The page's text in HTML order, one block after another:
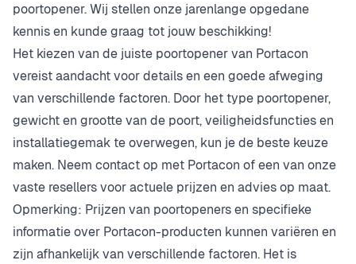
poortopener. Wij stellen onze jarenlange opgedane
kennis en kunde graag tot jouw beschikking!
Het kiezen van de juiste poortopener van Portacon
vereist aandacht voor details en een goede afweging
van verschillende factoren. Door het type poortopener,
gewicht en grootte van de poort, veiligheidsfuncties en
installatiegemak te overwegen, kun je de beste keuze
maken. Neem contact op met Portacon of een van onze
vaste resellers voor actuele prijzen en advies op maat.
Opmerking: Prijzen van poortopeners en specifieke
informatie over Portacon-producten kunnen variëren en
zijn afhankelijk van verschillende factoren. Het is